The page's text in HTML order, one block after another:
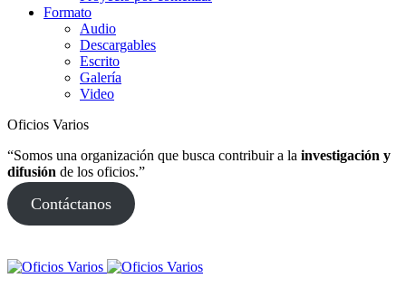
Formato
Audio
Descargables
Escrito
Galería
Video
Oficios Varios
“Somos una organización que busca contribuir a la investigación y
difusión de los oficios.”
Contáctanos